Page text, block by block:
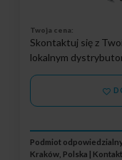
Twoja cena:
Skontaktuj się z
lokalnym
Podmiot
Kraków, Polska |